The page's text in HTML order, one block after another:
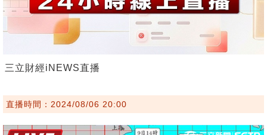
三立財經iNEWS直播
直播時間：2024/08/06 20:00